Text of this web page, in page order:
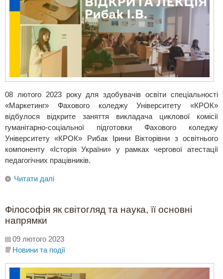
08 лютого 2023 року для здобувачів освіти спеціальності
«Маркетинг» Фахового коледжу Університету «КРОК»
відбулося відкрите заняття викладача циклової комісії
гуманітарно-соціальної підготовки Фахового коледжу
Університету «КРОК» Рибак Ірини Вікторівни з освітнього
компоненту «Історія України» у рамках чергової атестації
педагогічних працівників.
Читати далі
Філософія як світогляд та наука, її основні
напрямки
09 лютого 2023
Новини та події